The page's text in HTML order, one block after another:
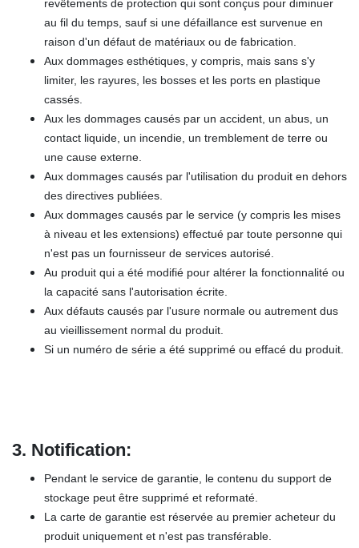
revêtements de protection qui sont conçus pour diminuer
au fil du temps, sauf si une défaillance est survenue en
raison d'un défaut de matériaux ou de fabrication.
Aux dommages esthétiques, y compris, mais sans s'y
limiter, les rayures, les bosses et les ports en plastique
cassés.
Aux les dommages causés par un accident, un abus, un
contact liquide, un incendie, un tremblement de terre ou
une cause externe.
Aux dommages causés par l'utilisation du produit en dehors
des directives publiées.
Aux dommages causés par le service (y compris les mises
à niveau et les extensions) effectué par toute personne qui
n'est pas un fournisseur de services autorisé.
Au produit qui a été modifié pour altérer la fonctionnalité ou
la capacité sans l'autorisation écrite.
Aux défauts causés par l'usure normale ou autrement dus
au vieillissement normal du produit.
Si un numéro de série a été supprimé ou effacé du produit.
3. Notification:
Pendant le service de garantie, le contenu du support de
stockage peut être supprimé et reformaté.
La carte de garantie est réservée au premier acheteur du
produit uniquement et n'est pas transférable.